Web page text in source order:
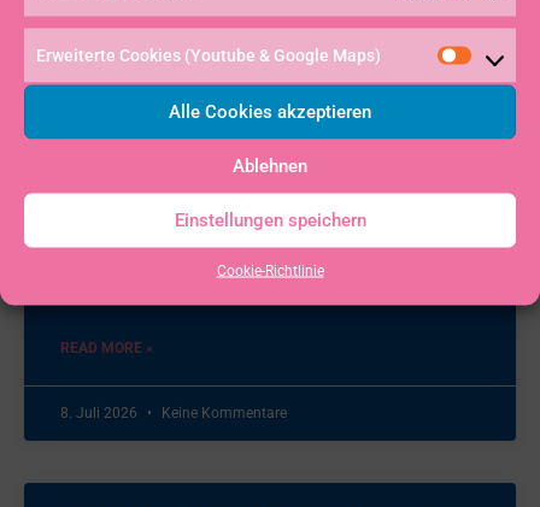
Erweiterte Cookies (Youtube & Google Maps)
Alle Cookies akzeptieren
Ablehnen
Einstellungen speichern
Cookie-Richtlinie
WIEDER TRAUMBEDINGUNGEN
ZUR 60TEN FD KUHSCHELLE
Das erste Wochenende im Juli gehört auf dem Großen
Mal richtete der Segelclub Alpsee Immenstadt (SCAI) die
READ MORE »
8. Juli 2026 Keine Kommentare